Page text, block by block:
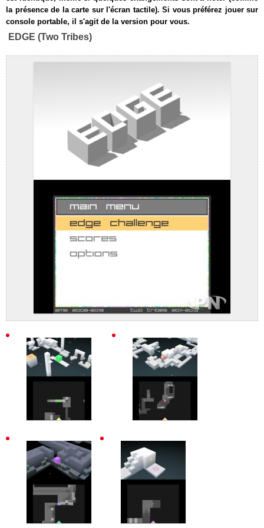
la présence de la carte sur l'écran tactile). Si vous préférez jouer sur
console portable, il s'agit de la version pour vous.
EDGE (Two Tribes)